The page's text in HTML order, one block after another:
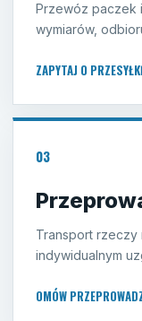
Przewóz paczek
wymiarów,
ZAPYTAJ O
03
Transport rzeczy
indywidualnym
OMÓW